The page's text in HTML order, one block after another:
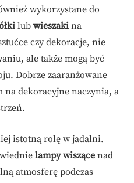
wykorzystane do
lub wieszaki na
czy dekoracje, nie
ale także mogą być
Dobrze zaaranżowane
na dekoracyjne naczynia, a
istotną rolę w jadalni.
lampy wiszące nad
atmosferę podczas